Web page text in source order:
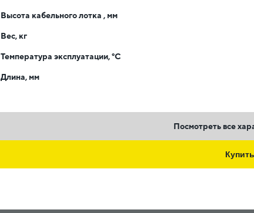
Высота кабельного лотка , мм
Вес, кг
Температура эксплуатации, °C
Длина, мм
Посмотреть все
Купить